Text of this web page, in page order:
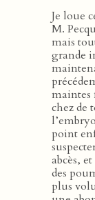
Je loue
M.
mais
grande
maintes
chez de
point
abcès,
des
plus